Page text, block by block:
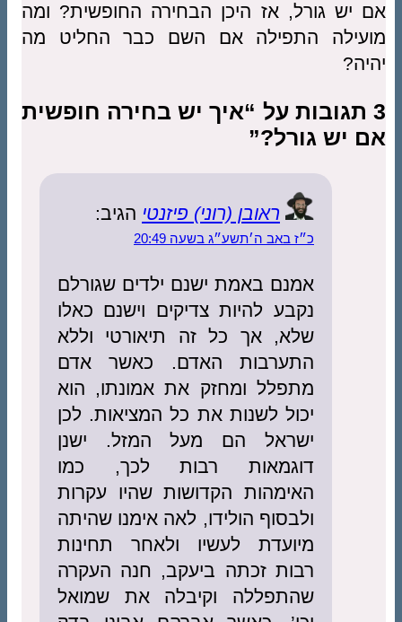
אם יש גורל, אז היכן הבחירה החופשית? ומה
מועילה התפילה אם השם כבר החליט מה
יהיה?
3 תגובות על “איך יש בחירה חופשית
אם יש גורל?”
ראובן (רוני) פיזנטי הגיב:
כ״ז באב ה׳תשע״ג בשעה 20:49
אמנם באמת ישנם ילדים שגורלם
נקבע להיות צדיקים וישנם כאלו
שלא, אך כל זה תיאורטי וללא
התערבות האדם. כאשר אדם
מתפלל ומחזק את אמונתו, הוא
יכול לשנות את כל המציאות. לכן
ישראל הם מעל המזל. ישנן
דוגמאות רבות לכך, כמו
האימהות הקדושות שהיו עקרות
ולבסוף הולידו, לאה אימנו שהיתה
מיועדת לעשיו ולאחר תחינות
רבות זכתה ביעקב, חנה העקרה
שהתפללה וקיבלה את שמואל